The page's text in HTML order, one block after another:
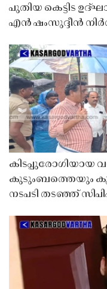
പുതിയ കെട്ടിട
എൻ ഷംസുദ്ദീൻ
കുടുംബത്തെയും
നടപടി തടഞ്ഞ്